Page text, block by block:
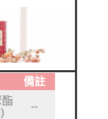
備註
酯
--